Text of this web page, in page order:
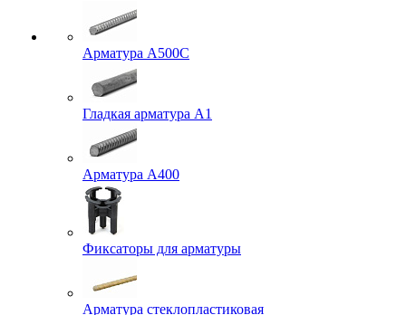
Арматура A500C
Гладкая арматура А1
Арматура А400
Фиксаторы для арматуры
Арматура стеклопластиковая